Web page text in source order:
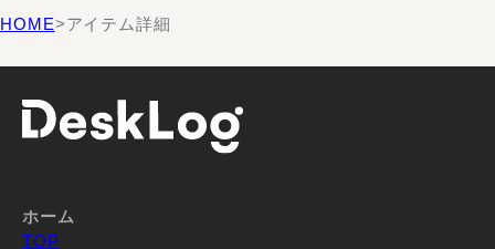
HOME>アイテム詳細
ホーム
TOP